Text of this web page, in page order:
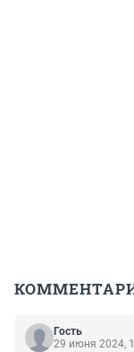
Гость
29 июня 2024,